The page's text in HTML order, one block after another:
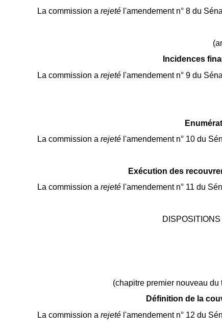
La commission a rejeté l'amendement n° 8 du
Incidences
La commission a rejeté l'amendement n° 9 du
La commission a rejeté l'amendement n° 10 du
Exécution des
La commission a rejeté l'amendement n° 11 du
(chapitre premier nouveau
Définition de la
La commission a rejeté l'amendement n° 12 du